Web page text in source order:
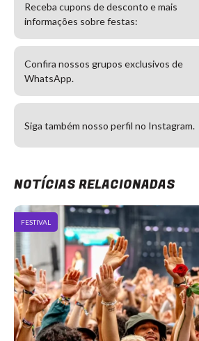
Receba cupons de desconto e mais
informações sobre festas:
Confira nossos grupos exclusivos de
WhatsApp.
Siga também nosso perfil no Instagram.
NOTÍCIAS RELACIONADAS
FESTIVAL